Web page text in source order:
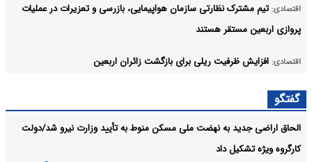
اقتصادی: تیم مشترک نظارتی سازمان هواپیمایی، بازرسی و تعزیرات در عملیات
پروازی اربعین مستقر هستند
اقتصادی: افزایش ظرفیت ریلی برای بازگشت زائران اربعین
اقتصادی: شفاف‌سازی «هما» درباره بلیت‌های اربعین؛ ظرفیت نیروهای
خدمت‌رسان جدا از فروش عمومی است
آرشیو
گفتگو
الحاق اراضی جدید به نهضت ملی مسکن منوط به تأیید وزارت نیرو شد/دولت
کارگروه ویژه تشکیل داد